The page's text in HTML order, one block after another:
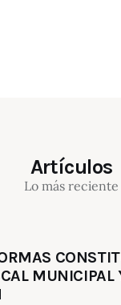
Artículos
Lo más reciente
MUNICIPAL